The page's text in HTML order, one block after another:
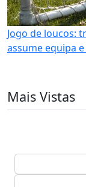
Jogo de loucos:
assume equipa
Mais Vistas